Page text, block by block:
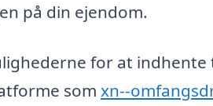
på din ejendom.
for at
som xn--